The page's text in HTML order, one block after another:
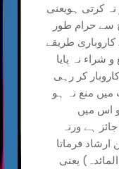
نہ کرتی ہویعنی
سے حرام طور
طریقے
نہ پایا
کر رہی
میں منع نہ ہو
اس میں
ہے ورنہ
ارشاد فرماتا
یعنی